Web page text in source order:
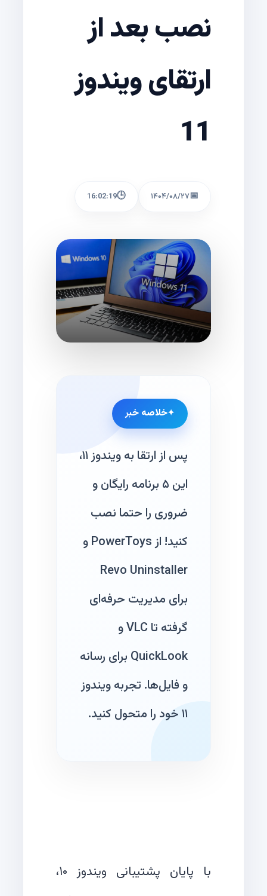
نصب بعد از
ارتقای ویندوز
11
📅۱۴۰۴/۰۸/۲۷ 🕒
16:02:19
خلاصه خبر
پس از ارتقا به ویندوز ۱۱،
این ۵ برنامه رایگان و
ضروری را حتما نصب
کنید! از PowerToys و
Revo Uninstaller
برای مدیریت حرفه‌ای
گرفته تا VLC و
QuickLook برای رسانه
و فایل‌ها. تجربه ویندوز
۱۱ خود را متحول کنید.
با پایان پشتیبانی ویندوز ۱۰،